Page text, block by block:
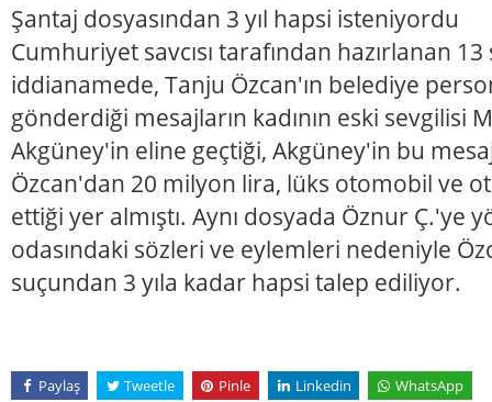
Şantaj dosyasından 3 yıl hapsi isteniyordu
Cumhuriyet savcısı tarafından hazırlanan
iddianamede, Tanju Özcan'ın belediye
gönderdiği mesajların kadının eski sevgilisi
Akgüney'in eline geçtiği, Akgüney'in bu
Özcan'dan 20 milyon lira, lüks otomobil ve
ettiği yer almıştı. Aynı dosyada Öznur Ç.'ye
odasındaki sözleri ve eylemleri nedeniyle
suçundan 3 yıla kadar hapsi talep ediliyor.
Paylaş Tweetle Pinle Linkedin WhatsApp